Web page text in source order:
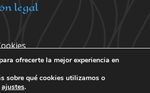
legal
ofrecerte la mejor experiencia en
sobre qué cookies utilizamos o
ajustes.